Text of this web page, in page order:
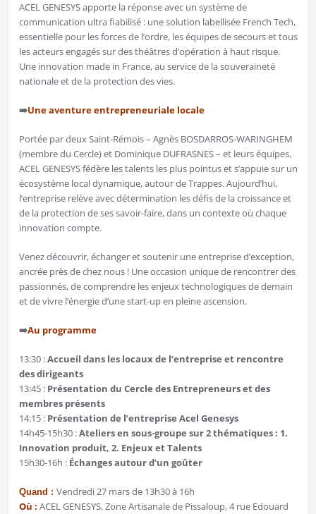
ACEL GENESYS apporte la réponse avec un système de
communication ultra fiabilisé : une solution labellisée French Tech,
essentielle pour les forces de l’ordre, les équipes de secours et tous
les acteurs engagés sur des théâtres d’opération à haut risque.
Une innovation made in France, au service de la souveraineté
nationale et de la protection des vies.
➡️Une aventure entrepreneuriale locale
Portée par deux Saint-Rémois – Agnès BOSDARROS-WARINGHEM
(membre du Cercle) et Dominique DUFRASNES – et leurs équipes,
ACEL GENESYS fédère les talents les plus pointus et s’appuie sur un
écosystème local dynamique, autour de Trappes. Aujourd’hui,
l’entreprise relève avec détermination les défis de la croissance et
de la protection de ses savoir-faire, dans un contexte où chaque
innovation compte.
Venez découvrir, échanger et soutenir une entreprise d’exception,
ancrée près de chez nous ! Une occasion unique de rencontrer des
passionnés, de comprendre les enjeux technologiques de demain
et de vivre l’énergie d’une start-up en pleine ascension.
➡️Au programme
13:30 :Accueil dans les locaux de l’entreprise et rencontre
des dirigeants
13:45 : Présentation du Cercle des Entrepreneurs et des
membres présents
14:15 : Présentation de l’entreprise Acel Genesys
14h45-15h30 :Ateliers en sous-groupe sur 2 thématiques : 1.
Innovation produit, 2. Enjeux et Talents
15h30-16h : Échanges autour d’un goûter
Quand : Vendredi 27 mars de 13h30 à 16h
Où : ACEL GENESYS, Zone Artisanale de Pissaloup, 4 rue Edouard